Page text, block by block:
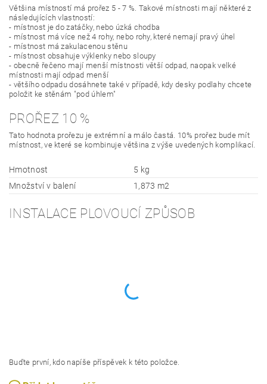
Většina místností má prořez 5 - 7 %. Takové místnosti mají některé z
následujících vlastností:
- místnost je do zatáčky, nebo úzká chodba
- místnost má více než 4 rohy, nebo rohy, které nemají pravý úhel
- místnost má zakulacenou stěnu
- místnost obsahuje výklenky nebo sloupy
- obecně řečeno mají menší místnosti větší odpad, naopak velké
místnosti mají odpad menší
- většího odpadu dosáhnete také v případě, kdy desky podlahy chcete
položit ke stěnám "pod úhlem"
PROŘEZ 10 %
Tato hodnota prořezu je extrémní a málo častá. 10% prořez bude mít
místnost, ve které se kombinuje většina z výše uvedených komplikací.
Hmotnost
5 kg
Množství v balení
1,873 m2
INSTALACE PLOVOUCÍ ZPŮSOB
Buďte první, kdo napíše příspěvek k této položce.